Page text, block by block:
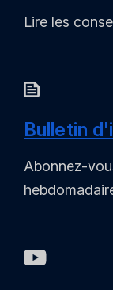
Lire les
Bulletin
Abonnez-